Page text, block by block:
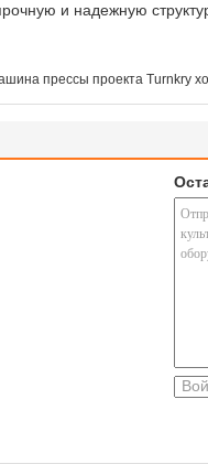
и надежную
прессы проекта Turnkry